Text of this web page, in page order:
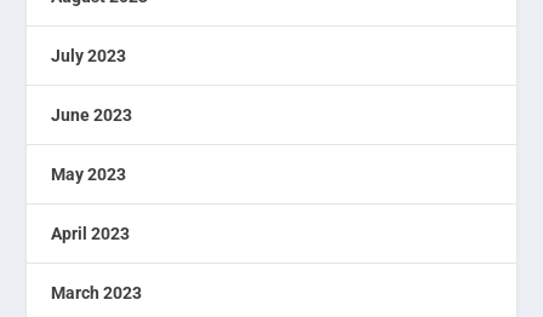
July 2023
June 2023
May 2023
April 2023
March 2023